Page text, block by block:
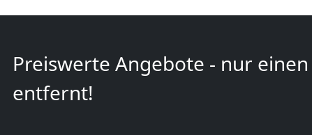
Preiswerte Angebote - nur einen
entfernt!